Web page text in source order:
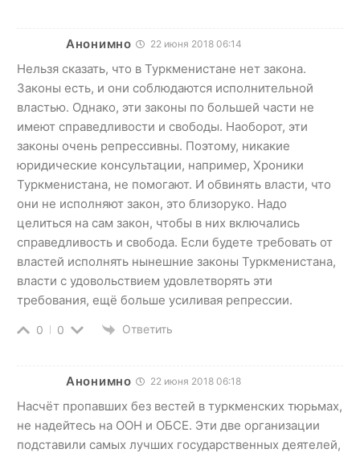
Анонимно 22 июня 2018 06:14
Нельзя сказать, что в Туркменистане нет закона.
Законы есть, и они соблюдаются исполнительной
властью. Однако, эти законы по большей части не
имеют справедливости и свободы. Наоборот, эти
законы очень репрессивны. Поэтому, никакие
юридические консультации, например, Хроники
Туркменистана, не помогают. И обвинять власти, что
они не исполняют закон, это близоруко. Надо
целиться на сам закон, чтобы в них включались
справедливость и свобода. Если будете требовать от
властей исполнять нынешние законы Туркменистана,
власти с удовольствием удовлетворять эти
требования, ещё больше усиливая репрессии.
0 0 Ответить
Анонимно 22 июня 2018 06:18
Насчёт пропавших без вестей в туркменских тюрьмах,
не надейтесь на ООН и ОБСЕ. Эти две организации
подставили самых лучших государственных деятелей,